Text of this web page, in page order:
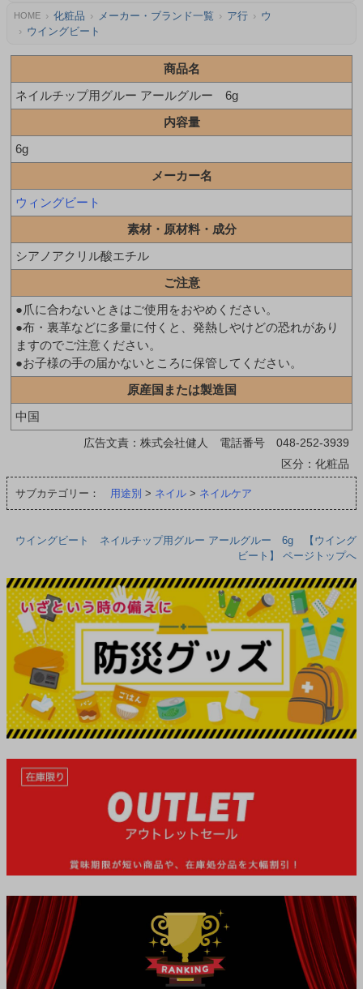
HOME 化粧品 メーカー・ブランド一覧 ア行
ウ
ウイングビート
商品名
ネイルチップ用グルー アールグルー 6g
内容量
6g
メーカー名
ウィングビート
素材・原材料・成分
シアノアクリル酸エチル
ご注意
●爪に合わないときはご使用をおやめください。
●布・裏革などに多量に付くと、発熱しやけどの恐れがあり
ますのでご注意ください。
●お子様の手の届かないところに保管してください。
原産国または製造国
中国
広告文責：株式会社健人 電話番号 048-252-3939
区分：化粧品
サブカテゴリー： 用途別 > ネイル > ネイルケア
ウイングビート ネイルチップ用グルー アールグルー 6g 【ウイング
ビート】 ページトップへ